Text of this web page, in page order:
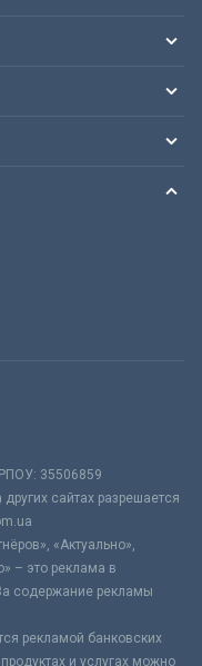
35506859
сайтах разрешается
«Актуально»,
– это реклама в
содержание рекламы
рекламой банковских
и услугах можно